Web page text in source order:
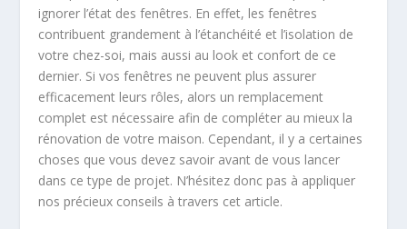
ignorer l’état des fenêtres. En effet, les fenêtres
contribuent grandement à l’étanchéité et l’isolation de
votre chez-soi, mais aussi au look et confort de ce
dernier. Si vos fenêtres ne peuvent plus assurer
efficacement leurs rôles, alors un remplacement
complet est nécessaire afin de compléter au mieux la
rénovation de votre maison. Cependant, il y a certaines
choses que vous devez savoir avant de vous lancer
dans ce type de projet. N’hésitez donc pas à appliquer
nos précieux conseils à travers cet article.